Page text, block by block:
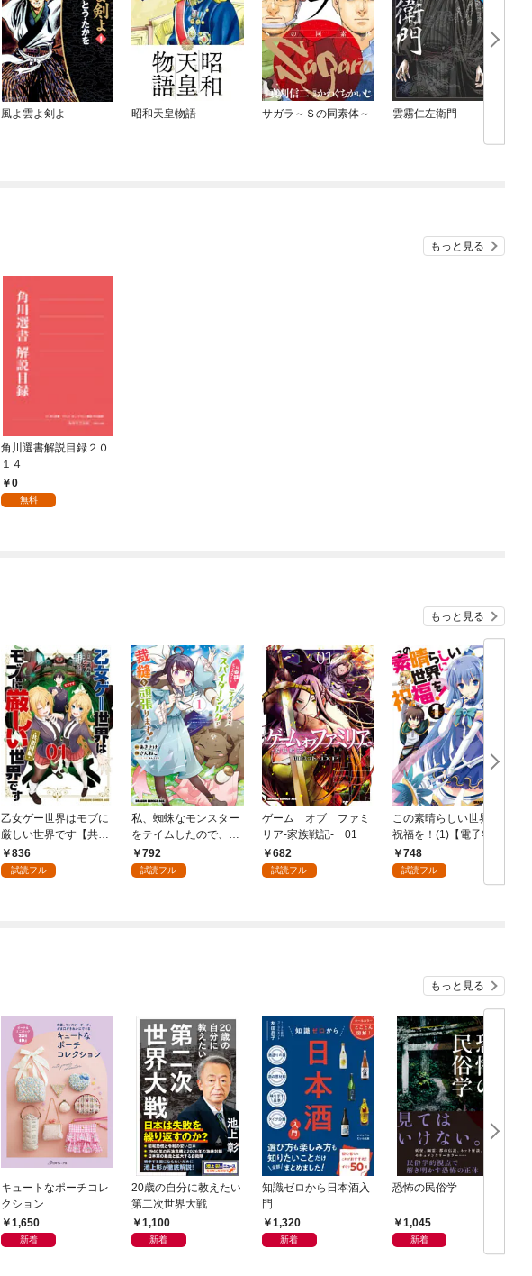
風よ雲よ剣よ 昭和天皇物語 サガラ～Ｓの同素体～ 雲霧仁左衛門
もっと見る
角川選書解説目録２０
１４
0
無料
もっと見る
乙女ゲー世界はモブに
厳しい世界です【共和
国編】 ０１
836
試読フル
私、蜘蛛なモンスター
をテイムしたので、ス
パイダーシルクで裁縫
を頑張ります！ 1
792
試読フル
ゲーム オブ ファミ
リア-家族戦記- 01
682
試読フル
この素晴らしい世界に
祝福を！(1)【電子特別
版】748
試読フル
もっと見る
キュートなポーチコレ
クション
1,650
新着
20歳の自分に教えたい
第二次世界大戦
1,100
新着
知識ゼロから日本酒入
門
1,320
新着
恐怖の民俗学
1,045
新着